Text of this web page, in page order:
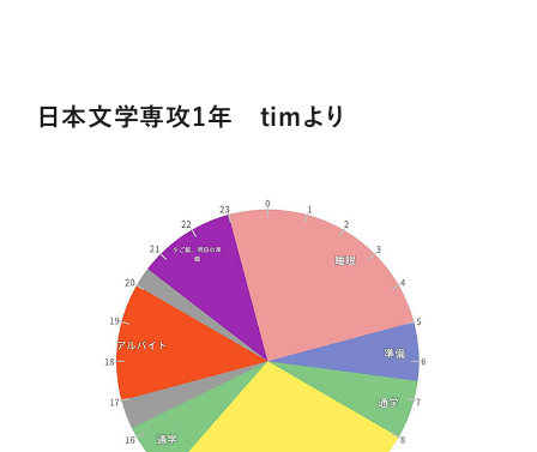
日本文学専攻1年 timより